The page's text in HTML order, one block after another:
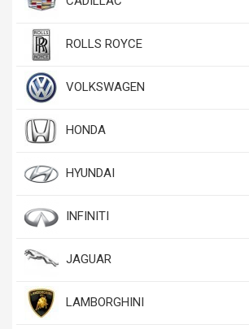
ROLLS ROYCE
VOLKSWAGEN
HONDA
HYUNDAI
INFINITI
JAGUAR
LAMBORGHINI